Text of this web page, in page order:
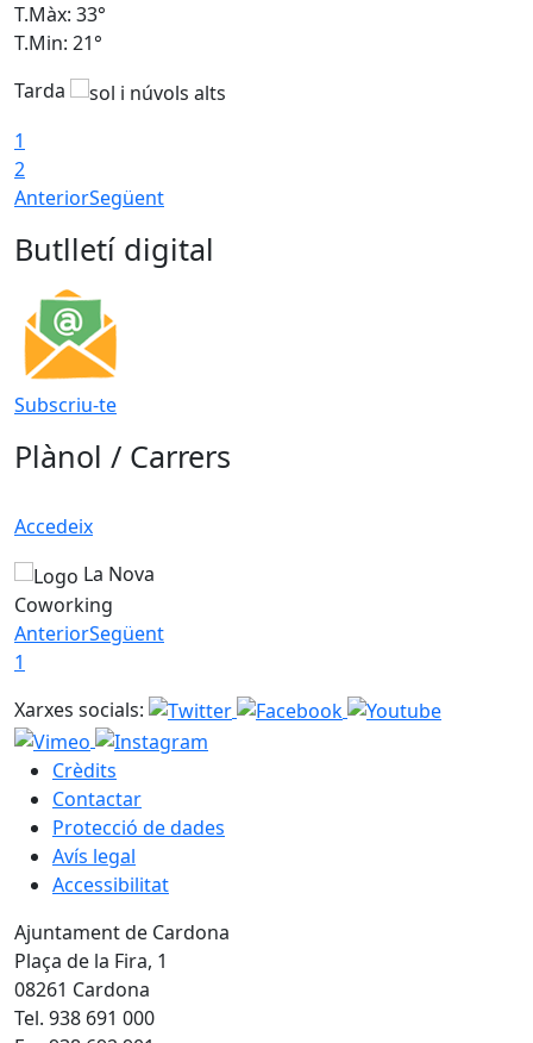
T.Màx: 33°
T.Min: 21°
Tarda
1
2
AnteriorSegüent
Butlletí digital
Subscriu-te
Plànol / Carrers
Accedeix
La Nova
Coworking
AnteriorSegüent
1
Xarxes socials:
Crèdits
Contactar
Protecció de dades
Avís legal
Accessibilitat
Ajuntament de Cardona
Plaça de la Fira, 1
08261 Cardona
Tel. 938 691 000